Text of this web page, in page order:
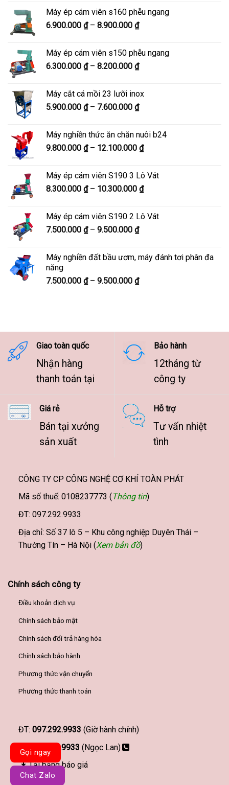
8.500.000 ₫
Máy ép cám viên s160 phễu ngang
6.900.000 ₫ – 8.900.000 ₫Khoảng
từ
6.900.000 ₫
đến
Máy ép cám viên s150 phễu ngang
6.300.000 ₫ – 8.200.000 ₫Khoảng
6.300.000 ₫
đến
Máy cắt cá mồi 23 lưỡi inox
5.900.000 ₫ – 7.600.000 ₫Khoảng
5.900.000 ₫
đến
Máy nghiền thức ăn chăn nuôi b24
9.800.000 ₫ – 12.100.000 ₫Khoảng
9.800.000 ₫
đến
Máy ép cám viên S190 3 Lô Vát
8.300.000 ₫ – 10.300.000 ₫Khoảng
8.300.000 ₫
Máy ép cám viên S190 2 Lô Vát
7.500.000 ₫ – 9.500.000 ₫Khoảng
7.500.000 ₫
9.500.000 ₫
Máy nghiền đất bầu ươm, máy đánh tơi phân đa
năng
7.500.000 ₫ – 9.500.000 ₫Khoảng
9.500.000 ₫
Giao toàn quốc
Nhận hàng
thanh toán tại
Bảo hành
12tháng từ
công ty
Giá rẻ
Bán tại xưởng
sản xuất
Hỗ trợ
Tư vấn nhiệt
tình
CÔNG TY CP CÔNG NGHỆ CƠ KHÍ TOÀN PHÁT
Mã số thuế: 0108237773 ( Thông tin)
ĐT: 097.292.9933
Địa chỉ: Số 37 lô 5 – Khu công nghiệp Duyên Thái –
Thường Tín – Hà Nội (Xem bản đồ)
Chính sách công ty
Điều khoản dịch vụ
Chính sách bảo mật
Chính sách đổi trả hàng hóa
Chính sách bảo hành
Phương thức vận chuyển
Phương thức thanh toán
ĐT: 097.292.9933 (Giờ hành chính)
097.292.9933 (Ngọc Lan)
Tải bảng báo giá
Gọi ngay
Chat Zalo